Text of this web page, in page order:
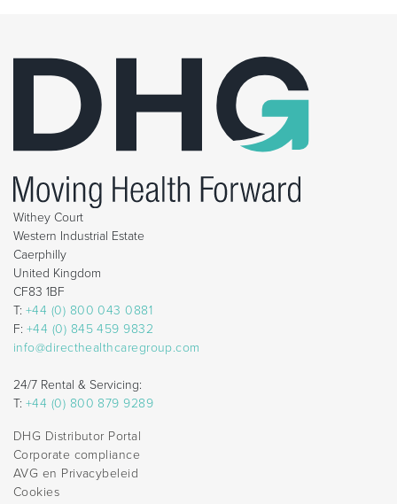
Withey Court
Western Industrial Estate
Caerphilly
United Kingdom
CF83 1BF
T: +44 (0) 800 043 0881
F: +44 (0) 845 459 9832
info@directhealthcaregroup.com
24/7 Rental & Servicing:
T: +44 (0) 800 879 9289
DHG Distributor Portal
Corporate compliance
AVG en Privacybeleid
Cookies